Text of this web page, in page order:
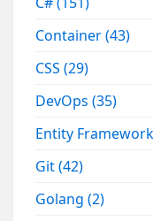
Container(43)
CSS(29)
DevOps(35)
Entity
Git(42)
Golang(2)